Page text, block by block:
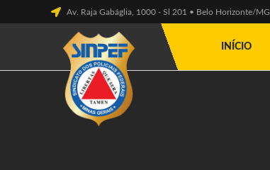
Av. Raja Gabáglia, 1000 - Sl 201 • Belo Horizonte/MG
INÍCIO